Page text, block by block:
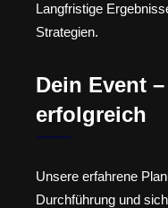
Langfristige
Strategien.
Dein Event
erfolgreich
Unsere erfahrene
Durchführung und